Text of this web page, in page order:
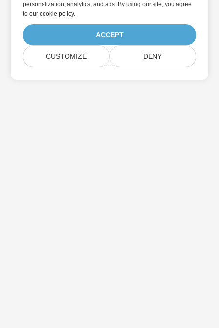
personalization, analytics, and ads. By using our site, you agree
toour cookie policy.
ACCEPT
CUSTOMIZE DENY